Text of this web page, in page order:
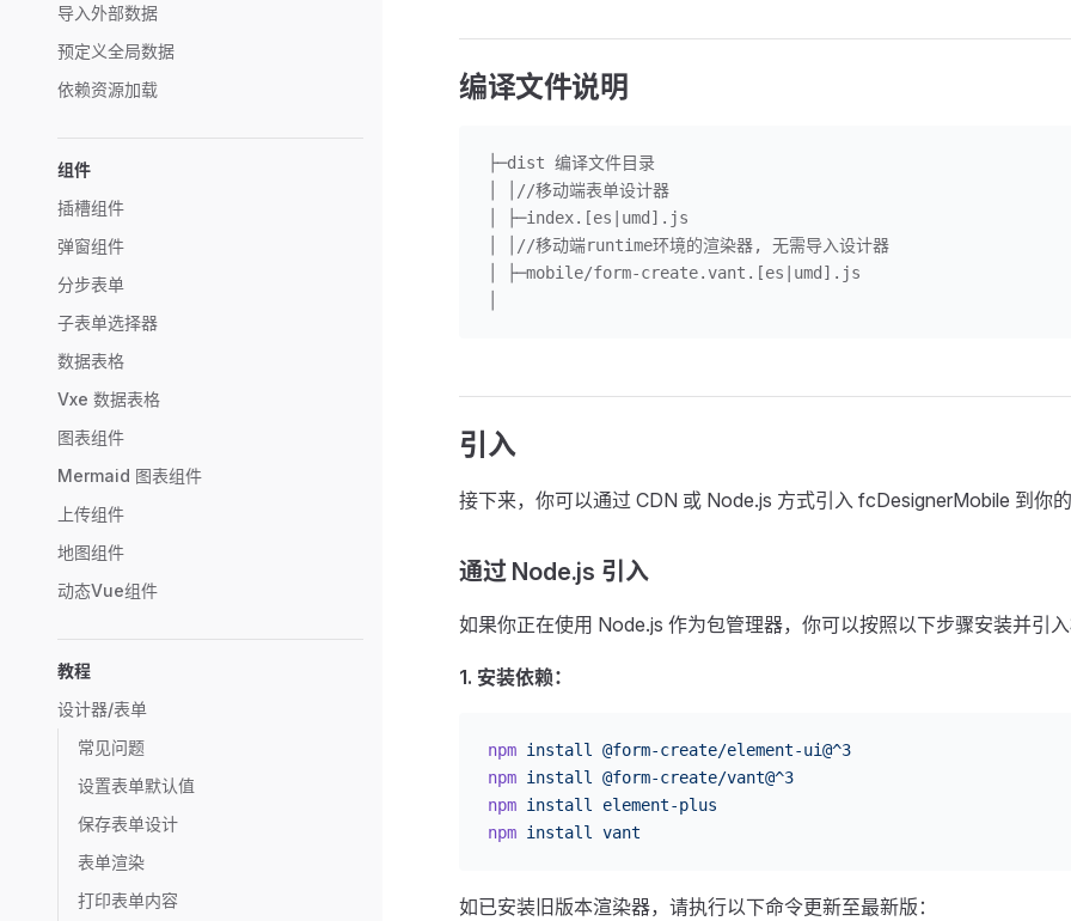
导入外部数据
预定义全局数据
依赖资源加载
组件
插槽组件
弹窗组件
分步表单
子表单选择器
数据表格
Vxe 数据表格
图表组件
Mermaid 图表组件
上传组件
地图组件
动态Vue组件
教程
设计器/表单
常见问题
设置表单默认值
保存表单设计
表单渲染
打印表单内容
编译文件说明
├─dist 编译文件目录
│ │//移动端表单设计器
│ ├─index.[es|umd].js
│ │//移动端runtime环境的渲染器, 无需导入设计器
│ ├─mobile/form-create.vant.[es|umd].js
引入
接下来，你可以通过 CDN 或 Node.js 方式引入 fcDesignerMobile 到你的
通过 Node.js 引入
如果你正在使用 Node.js 作为包管理器，你可以按照以下步骤安装并引入
1. 安装依赖：
npm install
@form-create/element-ui@^3
npm install
@form-create/vant@^3
npm install
element-plus
npm install vant
如已安装旧版本渲染器，请执行以下命令更新至最新版：